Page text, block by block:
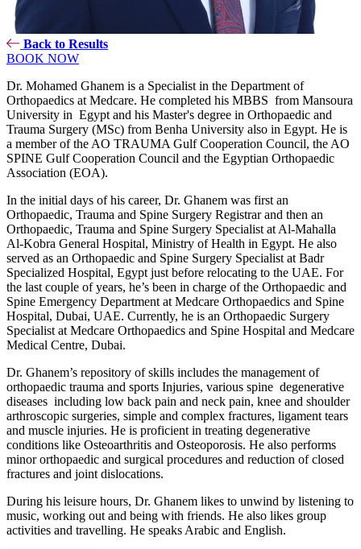
Back to Results
BOOK NOW
Dr. Mohamed Ghanem is a Specialist in the Department of
Orthopaedics at Medcare. He completed his MBBS from Mansoura
University in Egypt and his Master's degree in Orthopaedic and
Trauma Surgery (MSc) from Benha University also in Egypt. He is
a member of the AO TRAUMA Gulf Cooperation Council, the AO
SPINE Gulf Cooperation Council and the Egyptian Orthopaedic
Association (EOA).
In the initial days of his career, Dr. Ghanem was first an
Orthopaedic, Trauma and Spine Surgery Registrar and then an
Orthopaedic, Trauma and Spine Surgery Specialist at Al-Mahalla
Al-Kobra General Hospital, Ministry of Health in Egypt. He also
served as an Orthopaedic and Spine Surgery Specialist at Badr
Specialized Hospital, Egypt just before relocating to the UAE. For
the last couple of years, he’s been in charge of the Orthopaedic and
Spine Emergency Department at Medcare Orthopaedics and Spine
Hospital, Dubai, UAE. Currently, he is an Orthopaedic Surgery
Specialist at Medcare Orthopaedics and Spine Hospital and Medcare
Medical Centre, Dubai.
Dr. Ghanem’s repository of skills includes the management of
orthopaedic trauma and sports Injuries, various spine degenerative
diseases including low back pain and neck pain, knee and shoulder
arthroscopic surgeries, simple and complex fractures, ligament tears
and muscle injuries. He is proficient in treating degenerative
conditions like Osteoarthritis and Osteoporosis. He also performs
minor orthopaedic and surgical procedures and reduction of closed
fractures and joint dislocations.
During his leisure hours, Dr. Ghanem likes to unwind by listening to
music, working out and being with friends. He also likes group
activities and travelling. He speaks Arabic and English.